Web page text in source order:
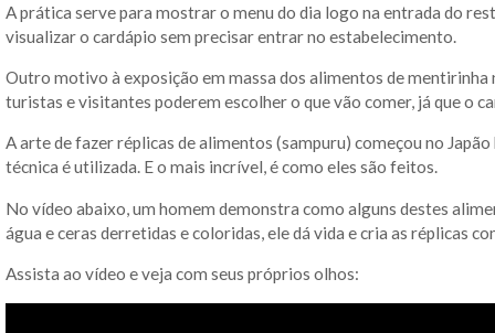
A prática serve para mostrar o menu do dia logo na entrada do
visualizar o cardápio sem precisar entrar no estabelecimento.
Outro motivo à exposição em massa dos alimentos de
turistas e visitantes poderem escolher o que vão comer, já que o
A arte de fazer réplicas de alimentos (sampuru) começou no
técnica é utilizada. E o mais incrível, é como eles são feitos.
No vídeo abaixo, um homem demonstra como alguns destes
água e ceras derretidas e coloridas, ele dá vida e cria as réplicas
Assista ao vídeo e veja com seus próprios olhos: